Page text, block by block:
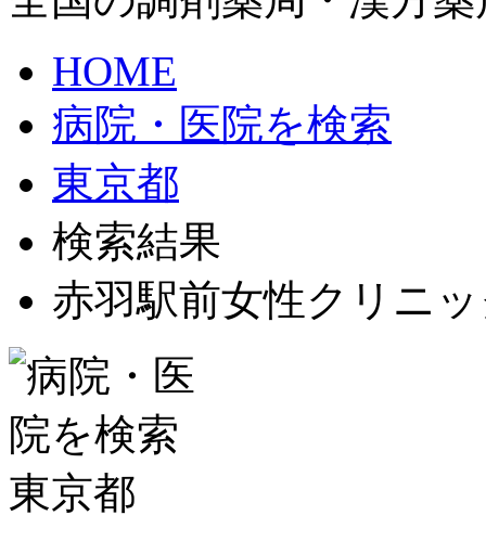
HOME
病院・医院を検索
東京都
検索結果
赤羽駅前女性クリニ